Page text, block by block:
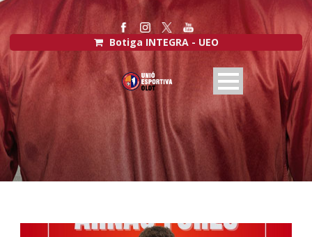
Botiga INTEGRA - UEO